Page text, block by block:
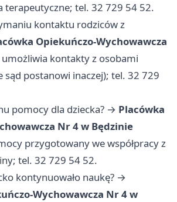
terapeutyczne; tel. 32 729 54 52.
kontaktu rodziców z
Opiekuńczo‑Wychowawcza
umożliwia kontakty z osobami
sąd postanowi inaczej); tel. 32 729
pomocy dla dziecka? → Placówka
Nr 4 w Będzinie
przygotowany we współpracy z
tel. 32 729 54 52.
kontynuowało naukę? →
Nr 4 w